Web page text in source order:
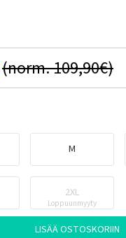
(norm. 109,90€)
M
2XL
Loppuunmyyty
LISÄÄ OSTOSKORIIN